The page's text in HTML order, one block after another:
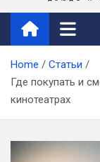
judo-
Home
Статьи
Где покупать и
кинотеатрах